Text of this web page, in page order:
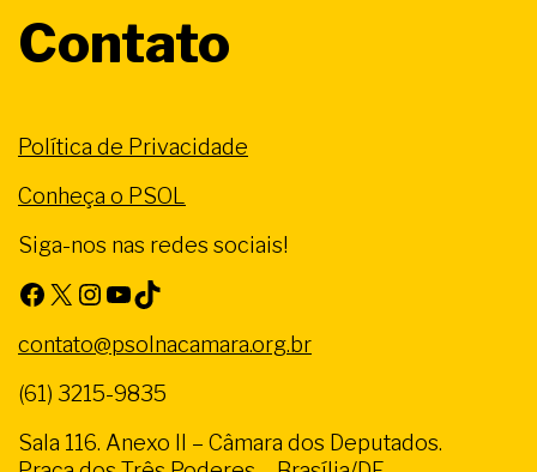
Contato
Política de Privacidade
Conheça o PSOL
Siga-nos nas redes sociais!
Facebook X Instagram Youtube TikTok
contato@psolnacamara.org.br
(61) 3215-9835
Sala 116. Anexo II – Câmara dos Deputados.